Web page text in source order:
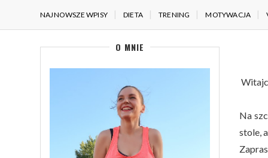
NAJNOWSZE WPISY DIETA TRENING MOTYWACJA
Na
stole,
O MNIE